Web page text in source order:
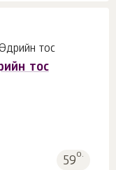
тос
59о.